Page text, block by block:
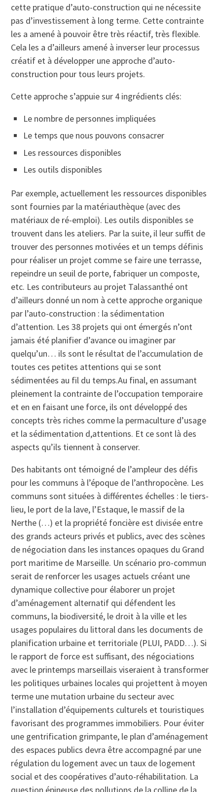
cette pratique d’auto-construction qui ne nécessite
pas d’investissement à long terme. Cette contrainte
les a amené à pouvoir être très réactif, très flexible.
Cela les a d’ailleurs amené à inverser leur processus
créatif et à développer une approche d’auto-
construction pour tous leurs projets.
Cette approche s’appuie sur 4 ingrédients clés:
Le nombre de personnes impliquées
Le temps que nous pouvons consacrer
Les ressources disponibles
Les outils disponibles
Par exemple, actuellement les ressources disponibles
sont fournies par la matériauthèque (avec des
matériaux de ré-emploi). Les outils disponibles se
trouvent dans les ateliers. Par la suite, il leur suffit de
trouver des personnes motivées et un temps définis
pour réaliser un projet comme se faire une terrasse,
repeindre un seuil de porte, fabriquer un composte,
etc. Les contributeurs au projet Talassanthé ont
d’ailleurs donné un nom à cette approche organique
par l’auto-construction : la sédimentation
d’attention. Les 38 projets qui ont émergés n’ont
jamais été planifier d’avance ou imaginer par
quelqu’un… ils sont le résultat de l’accumulation de
toutes ces petites attentions qui se sont
sédimentées au fil du temps.Au final, en assumant
pleinement la contrainte de l’occupation temporaire
et en en faisant une force, ils ont développé des
concepts très riches comme la permaculture d’usage
et la sédimentation d,attentions. Et ce sont là des
aspects qu’ils tiennent à conserver.
Des habitants ont témoigné de l’ampleur des défis
pour les communs à l’époque de l’anthropocène. Les
communs sont situées à différentes échelles : le tiers-
lieu, le port de la lave, l’Estaque, le massif de la
Nerthe (…) et la propriété foncière est divisée entre
des grands acteurs privés et publics, avec des scènes
de négociation dans les instances opaques du Grand
port maritime de Marseille. Un scénario pro-commun
serait de renforcer les usages actuels créant une
dynamique collective pour élaborer un projet
d’aménagement alternatif qui défendent les
communs, la biodiversité, le droit à la ville et les
usages populaires du littoral dans les documents de
planification urbaine et territoriale (PLUI, PADD…). Si
le rapport de force est suffisant, des négociations
avec le printemps marseillais viseraient à transformer
les politiques urbaines locales qui projettent à moyen
terme une mutation urbaine du secteur avec
l’installation d’équipements culturels et touristiques
favorisant des programmes immobiliers. Pour éviter
une gentrification grimpante, le plan d’aménagement
des espaces publics devra être accompagné par une
régulation du logement avec un taux de logement
social et des coopératives d’auto-réhabilitation. La
question épineuse des pollutions de la colline de la